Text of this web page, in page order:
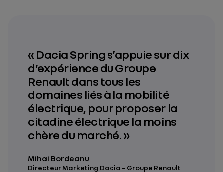
« Dacia Spring s’appuie sur dix
d’expérience du Groupe
Renault dans tous les
domaines liés à la mobilité
électrique, pour proposer la
citadine électrique la moins
chère du marché. »
Mihai Bordeanu
Directeur Marketing Dacia – Groupe Renault